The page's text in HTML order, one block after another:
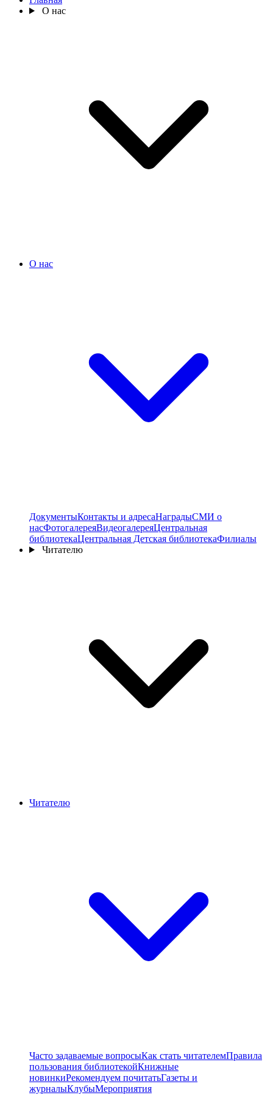
О нас
О нас
ДокументыКонтакты и адресаНаградыСМИ о
насФотогалереяВидеогалереяЦентральная
библиотекаЦентральная Детская библиотекаФилиалы
Читателю
Читателю
Часто задаваемые вопросыКак стать читателемПравила
пользования библиотекойКнижные
новинкиРекомендуем почитатьГазеты и
журналыКлубыМероприятия